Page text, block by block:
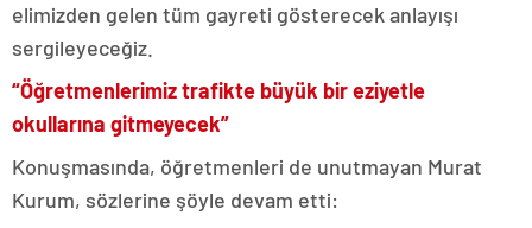
elimizden gelen tüm gayreti gösterecek anlayışı
sergileyeceğiz.
“Öğretmenlerimiz trafikte büyük bir eziyetle
okullarına gitmeyecek”
Konuşmasında, öğretmenleri de unutmayan Murat
Kurum, sözlerine şöyle devam etti: